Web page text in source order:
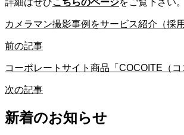
カメラマン撮影事例をサービス紹介（採
前の記事
コーポレートサイト商品「COCOITE（
次の記事
新着のお知らせ